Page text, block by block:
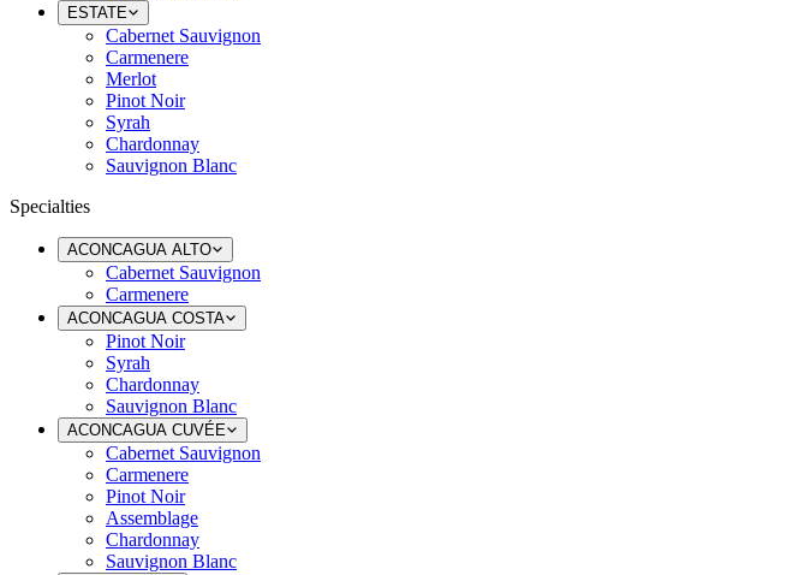
ESTATE
Cabernet Sauvignon
Carmenere
Merlot
Pinot Noir
Syrah
Chardonnay
Sauvignon Blanc
Specialties
ACONCAGUA ALTO
Cabernet Sauvignon
Carmenere
ACONCAGUA COSTA
Pinot Noir
Syrah
Chardonnay
Sauvignon Blanc
ACONCAGUA CUVÉE
Cabernet Sauvignon
Carmenere
Pinot Noir
Assemblage
Chardonnay
Sauvignon Blanc